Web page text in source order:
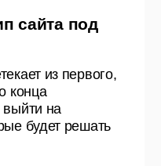
сайта под
из первого,
конца
выйти на
будет решать